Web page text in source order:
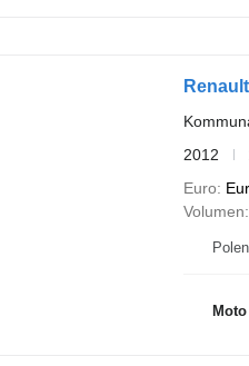
2012
Euro
Volumen